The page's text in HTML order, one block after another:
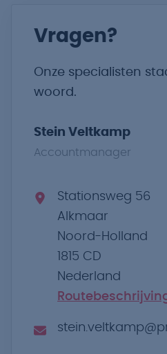
Vragen?
Onze specialisten
woord.
Stein Veltkamp
Accountmanager
Stationsweg 56
Alkmaar
Noord-Holland
1815 CD
Nederland